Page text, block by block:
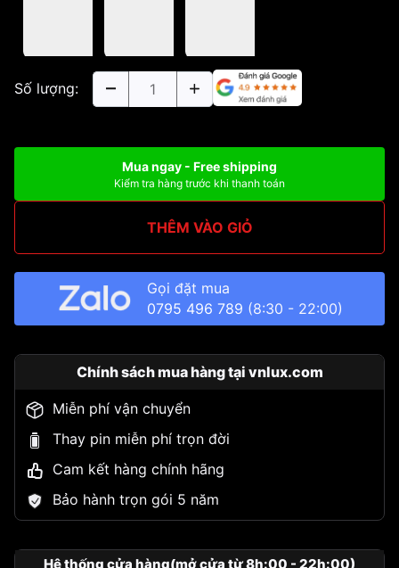
Số lượng:
Mua ngay - Free shipping
Kiểm tra hàng trước khi thanh toán
THÊM VÀO GIỎ
Gọi đặt mua
0795 496 789 (8:30 - 22:00)
Chính sách mua hàng tại vnlux.com
Miễn phí vận chuyển
Thay pin miễn phí trọn đời
Cam kết hàng chính hãng
Bảo hành trọn gói 5 năm
Hệ thống cửa hàng(mở cửa từ 8h:00 - 22h:00)